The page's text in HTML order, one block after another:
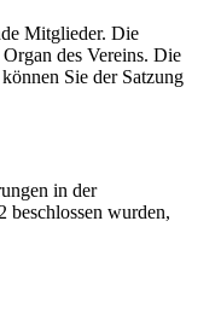
Mitglieder. Die
des Vereins. Die
Sie der Satzung
in der
beschlossen wurden,